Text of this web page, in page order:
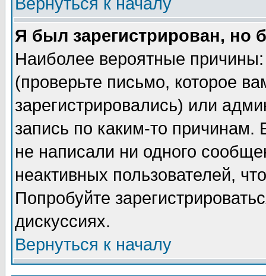
Я был зарегистрирован, но
Наиболее вероятные
(проверьте письмо, которое
зарегистрировались) или
запись по каким-то
не написали ни одного
неактивных пользователей,
Попробуйте
дискуссиях.
Вернуться к началу